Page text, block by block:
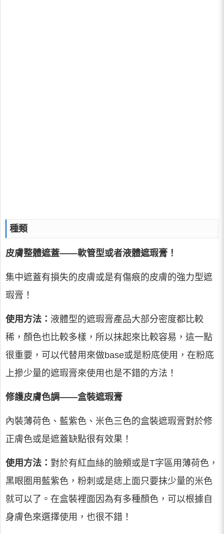
種類
皮膚整體遮蓋——軟管型或者液體遮瑕膏！
集中遮蓋有損失的皮膚或是有傷痕的皮膚的強力型遮
瑕膏！
使用方法： 液體型的遮瑕膏產品大部分密度都比較
稀，顏色也比較多樣，所以抹起來比較容易，這一點
很重要，可以代替用來做base或是粉底使用，在粉底
上摻少量的遮瑕膏來使用也是不錯的方法！
修護皮膚色調——盒裝遮瑕膏
內裝薄荷色、藍紫色、米色三色的盒裝遮瑕膏對於修
正膚色或是遮蓋缺點很有效果！
使用方法： 對於有紅血絲的臉頰或是T字區用薄荷色，
黑眼圈用藍紫色，粉刺或是痣上面只要抹少量的米色
就可以了。在盒裝裡面因為有多種顏色，可以根據自
身膚色來選擇使用，也很不錯！